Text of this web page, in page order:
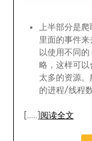
上半部分是爬
里面的事件
以使用不同
略，这样可以
太多的资源
的进程/线程
[……] 阅读全文